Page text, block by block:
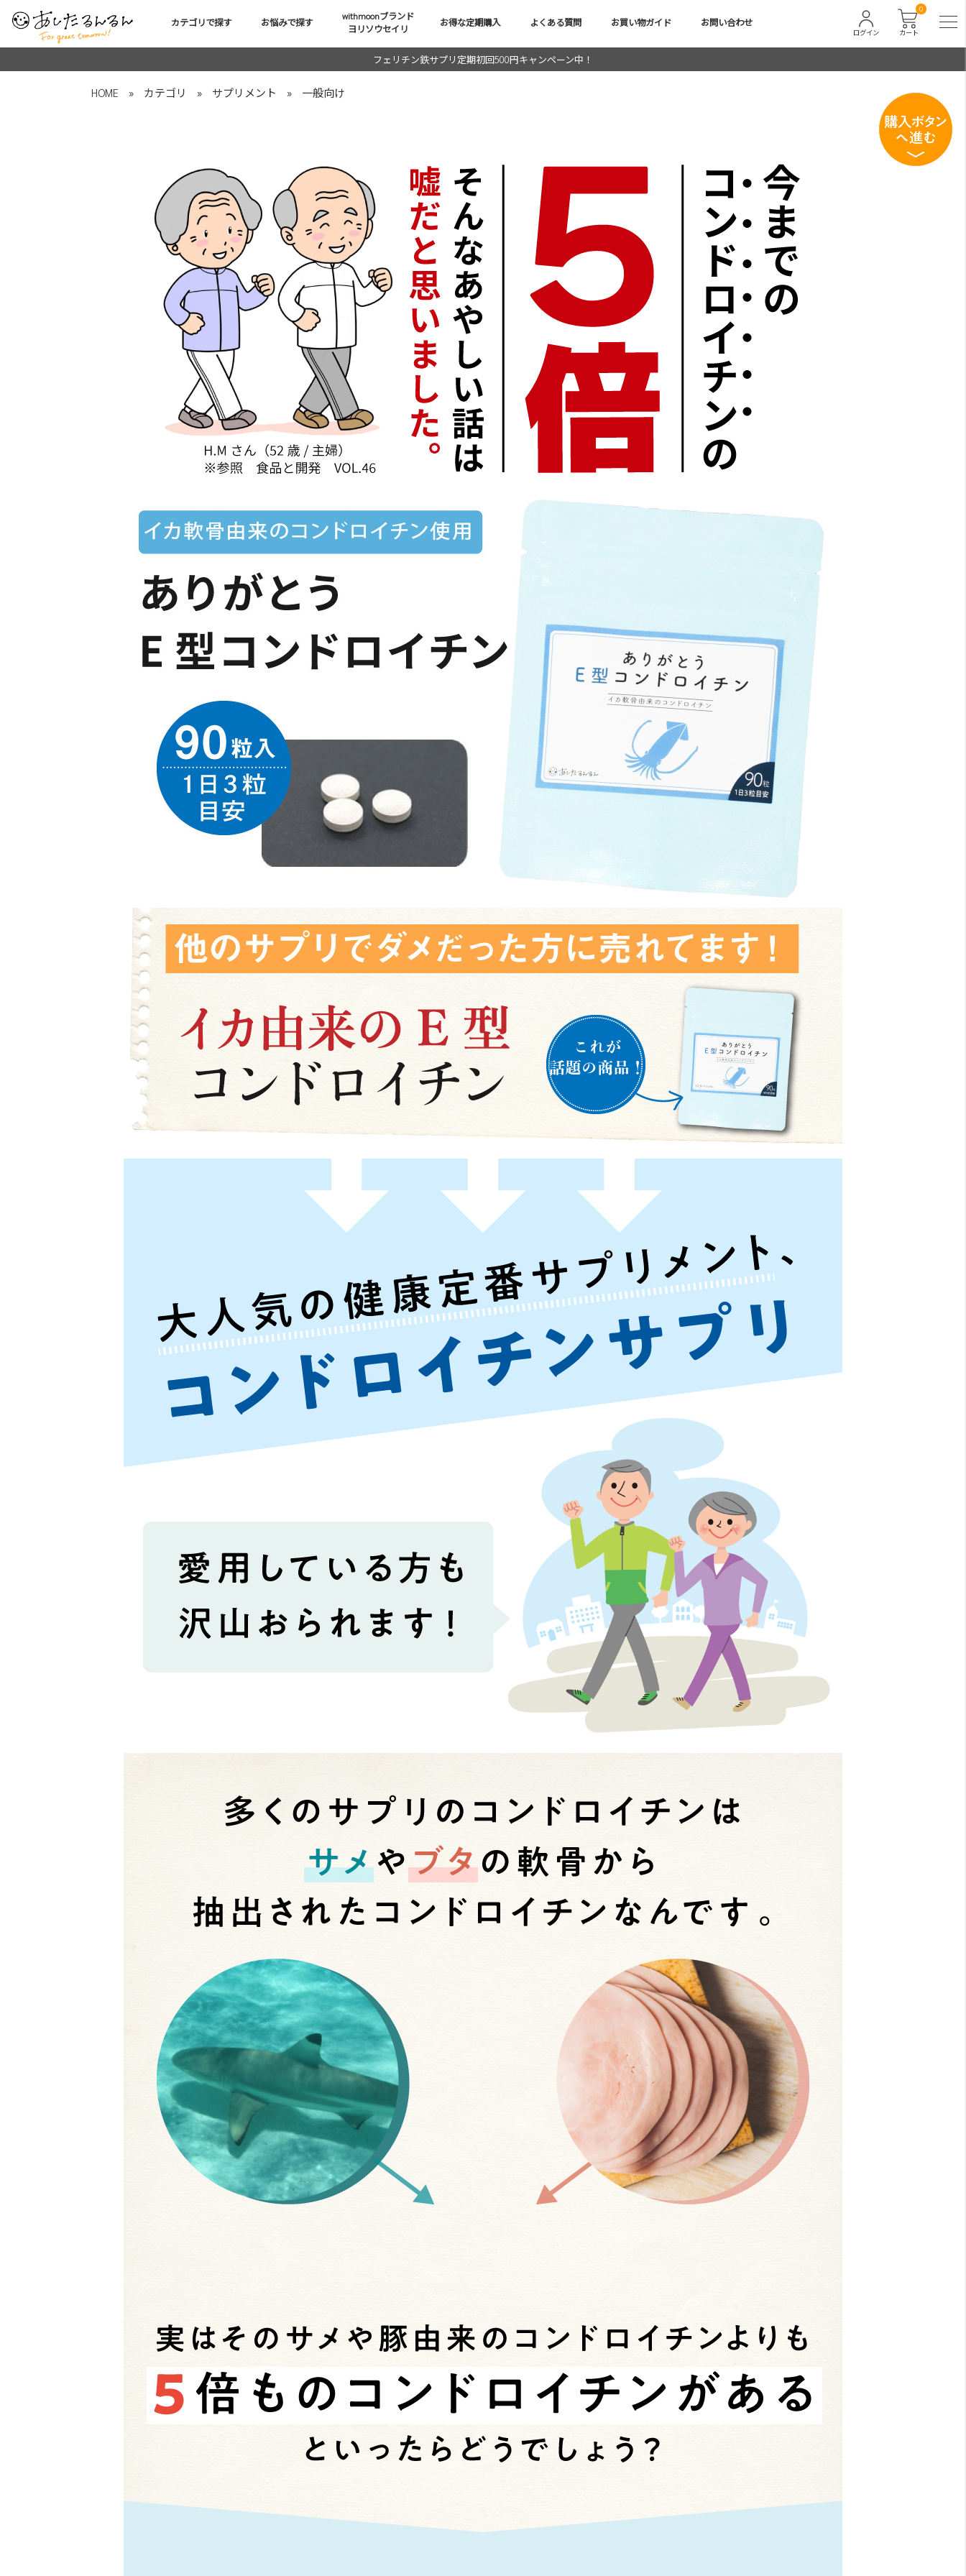
カテゴリで探す お悩みで探す
withmoonブランド
ヨリソウセイリ
お得な定期購入 よくある質問 お買い物ガイド お問い合わせ
カート
0
ログイン
フェリチン鉄サプリ定期初回500円キャンペーン中！
HOME » カテゴリ » サプリメント » 一般向け